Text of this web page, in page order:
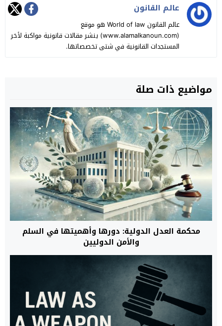
عالـم القانون
عالم القانون World of law هو موقع
(www.alamalkanoun.com) ينشر مقالات قانونية مواكبة لأخر
المستجدات القانونية في شتى تخصصاتها.
مواضيع ذات صلة
محكمة العدل الدولية: دورها وأهميتها في السلم
والأمن الدوليين